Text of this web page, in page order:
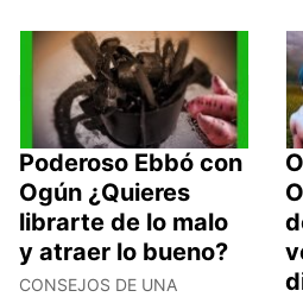
Poderoso Ebbó con
Ogún ¿Quieres
librarte de lo malo
y atraer lo bueno?
CONSEJOS DE UNA